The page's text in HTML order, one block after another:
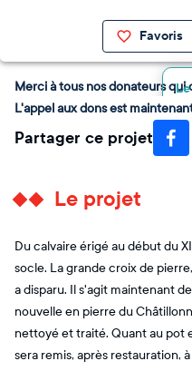
Favoris
Merci à tous nos donateurs
L'appel aux dons est
Partager ce projet
Le projet
Du calvaire érigé au début du
socle. La grande croix de
a disparu. Il s'agit maintenant
nouvelle en pierre du
nettoyé et traité. Quant au pot
sera remis, après restauration,